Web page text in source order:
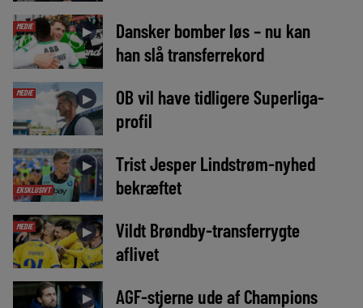
MEDIE ►
Dansker bomber løs – nu kan
han slå transferrekord
MEDIE ►
OB vil have tidligere Superliga-
profil
EKSKLUSIVT
►
Trist Jesper Lindstrøm-nyhed
bekræftet
MEDIE ►
Vildt Brøndby-transferrygte
aflivet
►
AGF-stjerne ude af Champions